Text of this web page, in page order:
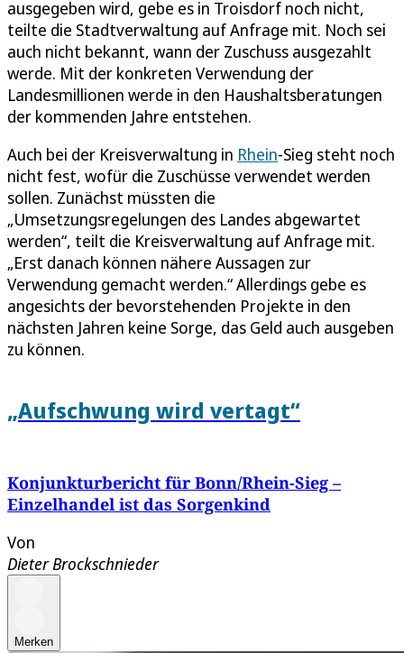
ausgegeben wird, gebe es in Troisdorf noch nicht,
teilte die Stadtverwaltung auf Anfrage mit. Noch sei
auch nicht bekannt, wann der Zuschuss ausgezahlt
werde. Mit der konkreten Verwendung der
Landesmillionen werde in den Haushaltsberatungen
der kommenden Jahre entstehen.
Auch bei der Kreisverwaltung in Rhein-Sieg steht noch
nicht fest, wofür die Zuschüsse verwendet werden
sollen. Zunächst müssten die
„Umsetzungsregelungen des Landes abgewartet
werden“, teilt die Kreisverwaltung auf Anfrage mit.
„Erst danach können nähere Aussagen zur
Verwendung gemacht werden.“ Allerdings gebe es
angesichts der bevorstehenden Projekte in den
nächsten Jahren keine Sorge, das Geld auch ausgeben
zu können.
„Aufschwung wird vertagt“
Konjunkturbericht für Bonn/Rhein-Sieg –
Einzelhandel ist das Sorgenkind
Von
Dieter Brockschnieder
Merken